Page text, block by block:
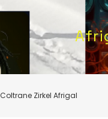
Coltrane Zirkel Afrigal